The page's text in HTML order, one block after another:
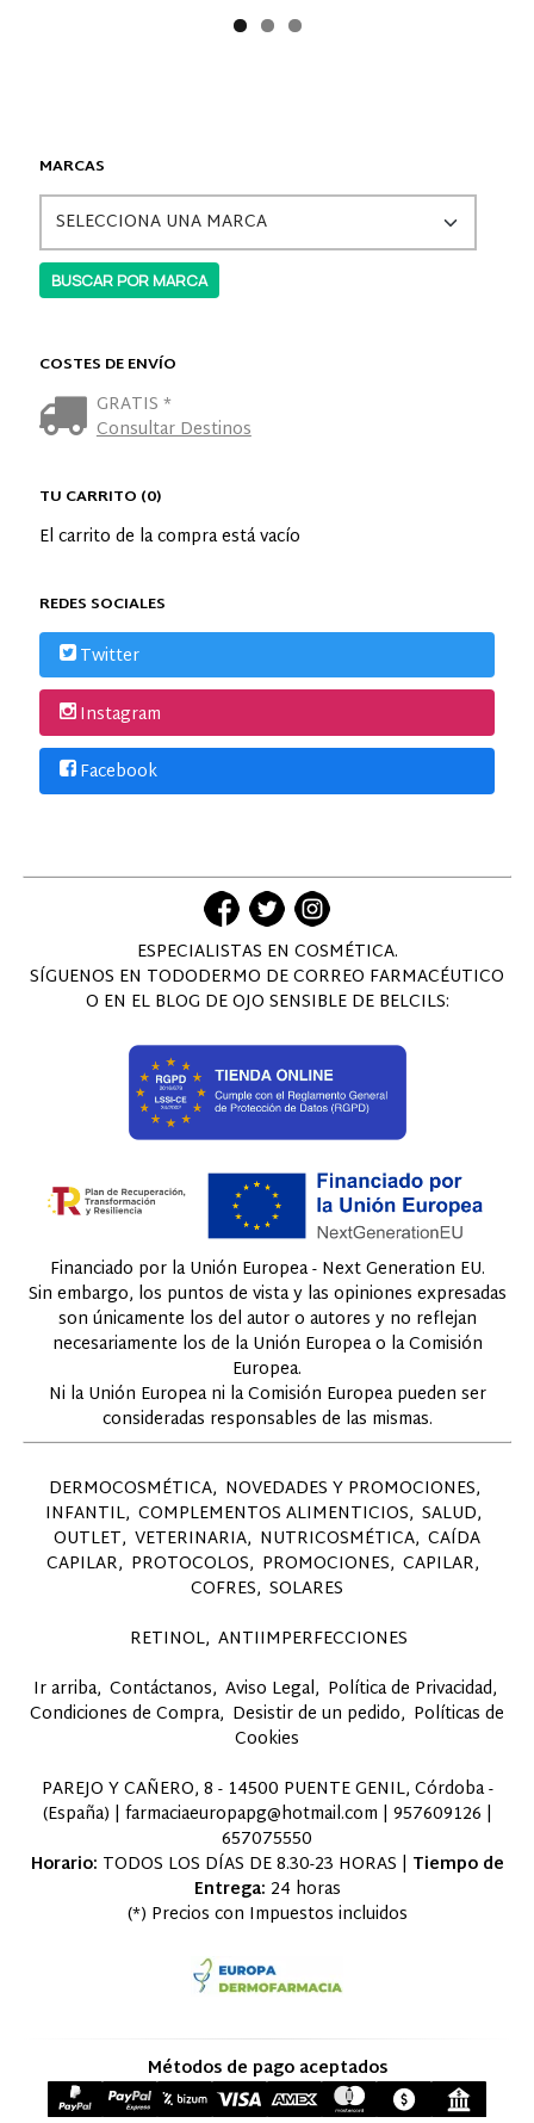
MARCAS
COSTES DE ENVÍO
GRATIS *
Consultar Destinos
TU CARRITO (0)
El carrito de la compra está vacío
REDES SOCIALES
Twitter
Instagram
Facebook
ESPECIALISTAS EN COSMÉTICA.
SÍGUENOS EN TODODERMO DE CORREO FARMACÉUTICO
O EN EL BLOG DE OJO SENSIBLE DE BELCILS:
Financiado por la Unión Europea - Next Generation EU.
Sin embargo, los puntos de vista y las opiniones expresadas
son únicamente los del autor o autores y no reflejan
necesariamente los de la Unión Europea o la Comisión
Europea.
Ni la Unión Europea ni la Comisión Europea pueden ser
consideradas responsables de las mismas.
DERMOCOSMÉTICA NOVEDADES Y PROMOCIONES
INFANTIL COMPLEMENTOS ALIMENTICIOS SALUD
OUTLET VETERINARIA NUTRICOSMÉTICA CAÍDA
CAPILAR PROTOCOLOS PROMOCIONES CAPILAR
COFRES SOLARES
RETINOL ANTIIMPERFECCIONES
Ir arriba Contáctanos Aviso Legal Política de Privacidad
Condiciones de Compra Desistir de un pedido Políticas de
Cookies
PAREJO Y CAÑERO, 8 - 14500 PUENTE GENIL, Córdoba -
(España) | farmaciaeuropapg@hotmail.com | 957609126 |
657075550
Horario: TODOS LOS DÍAS DE 8.30-23 HORAS | Tiempo de
Entrega: 24 horas
(*) Precios con Impuestos incluidos
Métodos de pago aceptados